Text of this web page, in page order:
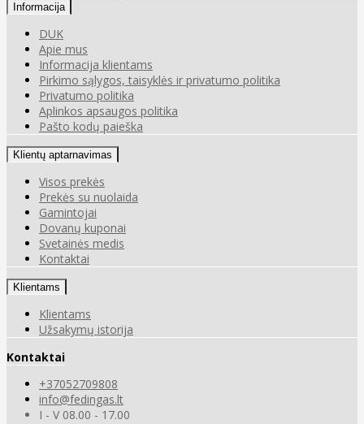
Informacija
DUK
Apie mus
Informacija klientams
Pirkimo sąlygos, taisyklės ir privatumo politika
Privatumo politika
Aplinkos apsaugos politika
Pašto kodų paieška
Klientų aptarnavimas
Visos prekės
Prekės su nuolaida
Gamintojai
Dovanų kuponai
Svetainės medis
Kontaktai
Klientams
Klientams
Užsakymų istorija
Kontaktai
+37052709808
info@fedingas.lt
I - V 08.00 - 17.00